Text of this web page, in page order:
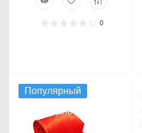
0
Популярный
Продано